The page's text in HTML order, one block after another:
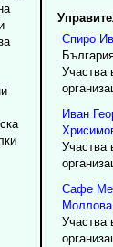
Спиро
Участва
Иван
Участва
Сафе
Моллова
Участва